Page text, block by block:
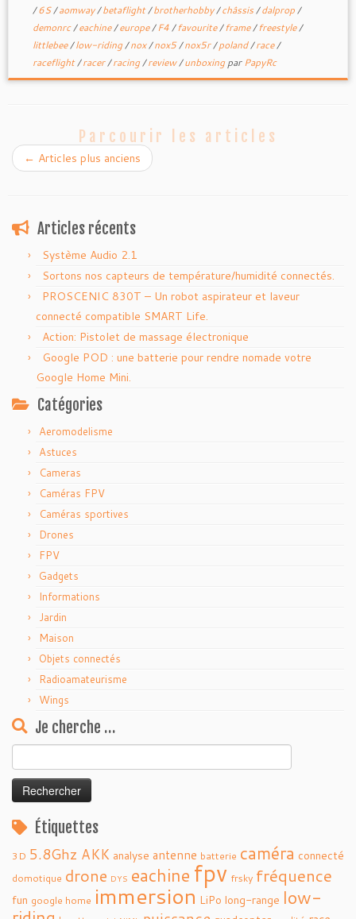
/6S/aomway/betaflight/brotherhobby/châssis/dalprop/
demonrc/eachine/europe/F4/favourite/frame/freestyle/
littlebee/low-riding/nox/nox5/nox5r/poland/race/
raceflight/racer/racing/review/unboxingparPapyRc
Parcourir les articles
← Articles plus anciens
Articles récents
Système Audio 2.1
Sortons nos capteurs de température/humidité connectés.
PROSCENIC 830T – Un robot aspirateur et laveur
connecté compatible SMART Life.
Action: Pistolet de massage électronique
Google POD : une batterie pour rendre nomade votre
Google Home Mini.
Catégories
Aeromodelisme
Astuces
Cameras
Caméras FPV
Caméras sportives
Drones
FPV
Gadgets
Informations
Jardin
Maison
Objets connectés
Radioamateurisme
Wings
Je cherche …
Étiquettes
3D 5.8Ghz AKK analyse antenne batterie caméra connecté
domotique drone DYS eachine fpv frsky fréquence
fun google home immersion LiPo long-range low-